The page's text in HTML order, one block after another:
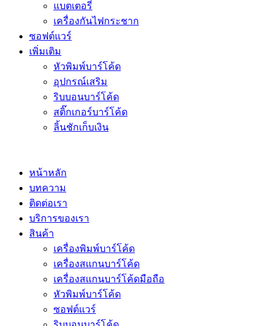
แบตเตอรี่
เครื่องกันไฟกระชาก
ซอฟต์แวร์
เพิ่มเติม
หัวพิมพ์บาร์โค้ด
อุปกรณ์เสริม
ริบบอนบาร์โค้ด
สติ๊กเกอร์บาร์โค้ด
ลิ้นชักเก็บเงิน
หน้าหลัก
บทความ
ติดต่อเรา
บริการของเรา
สินค้า
เครื่องพิมพ์บาร์โค้ด
เครื่องสแกนบาร์โค้ด
เครื่องสแกนบาร์โค้ดมือถือ
หัวพิมพ์บาร์โค้ด
ซอฟต์แวร์